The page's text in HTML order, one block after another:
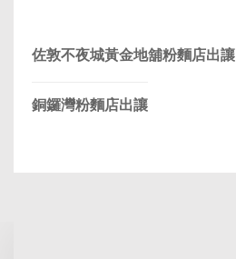
佐敦不夜城黃金地舖粉麵店出讓
銅鑼灣粉麵店出讓